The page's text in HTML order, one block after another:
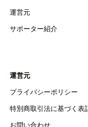
運営元
サポーター紹介
運営元
プライバシーポリシー
特別商取引法に基づく表
お問い合わせ